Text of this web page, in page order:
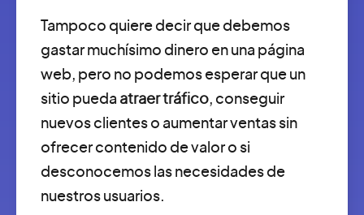
Tampoco quiere decir que debemos
gastar muchísimo dinero en una página
web, pero no podemos esperar que un
sitio pueda atraer tráfico, conseguir
nuevos clientes o aumentar ventas sin
ofrecer contenido de valor o si
desconocemos las necesidades de
nuestros usuarios.